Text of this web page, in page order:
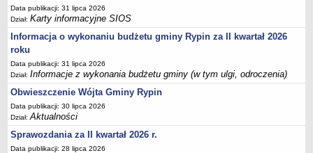
Projekty uchwał
Protokoły
Imienne wykazy głosowań radnych
Postać dokumentów
Akty Prawne, Dzienniki Ustaw, Monitory Polskie
Prawo miejscowe
Zarządzenia
Studium uwarunkowań i kierunków zagospodarowania
przestrzennego
Data publikacji: 31 lipca 2026
Dział:Karty informacyjne SIOS
Informacja o wykonaniu budżetu gminy Rypin za II kwartał 2026
roku
Data publikacji: 31 lipca 2026
Dział:Informacje z wykonania budżetu gminy (w tym ulgi, odroczenia)
Obwieszczenie Wójta Gminy Rypin
Data publikacji: 30 lipca 2026
Dział:Aktualności
Sprawozdania za II kwartał 2026 r.
Data publikacji: 28 lipca 2026